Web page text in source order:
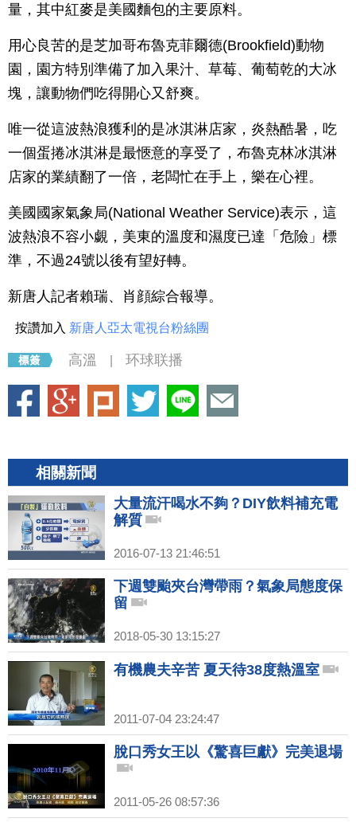
量，其中紅麥是美國麵包的主要原料。
用心良苦的是芝加哥布魯克菲爾德(Brookfield)動物
園，園方特別準備了加入果汁、草莓、葡萄乾的大冰
塊，讓動物們吃得開心又舒爽。
唯一從這波熱浪獲利的是冰淇淋店家，炎熱酷暑，吃
一個蛋捲冰淇淋是最愜意的享受了，布魯克林冰淇淋
店家的業績翻了一倍，老闆忙在手上，樂在心裡。
美國國家氣象局(National Weather Service)表示，這
波熱浪不容小覷，美東的溫度和濕度已達「危險」標
準，不過24號以後有望好轉。
新唐人記者賴瑞、肖顔綜合報導。
按讚加入 新唐人亞太電視台粉絲團
高溫 环球联播
相關新聞
大量流汗喝水不夠？DIY飲料補充電
解質
2016-07-13 21:46:51
下週雙颱夾台灣帶雨？氣象局態度保
留
2018-05-30 13:15:27
有機農夫辛苦 夏天待38度熱溫室
2011-07-04 23:24:47
脫口秀女王以《驚喜巨獻》完美退場
2011-05-26 08:57:36